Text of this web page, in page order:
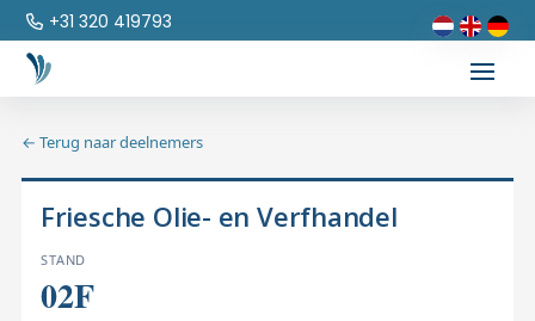
+31 320 419793
← Terug naar deelnemers
Friesche Olie- en Verfhandel
STAND
02F